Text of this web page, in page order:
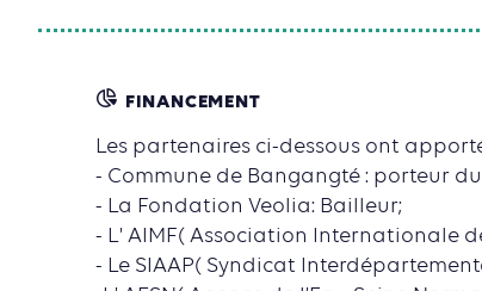
FINANCEMENT
Les partenaires ci-dessous ont
- Commune de Bangangté : porteur
- La Fondation Veolia: Bailleur;
- L' AIMF( Association Internationale
- Le SIAAP( Syndicat